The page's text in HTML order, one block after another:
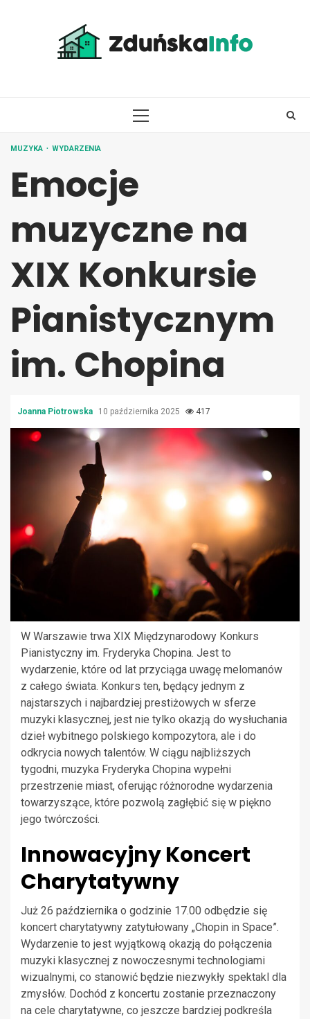
PRIMARY
MUZYKA WYDARZENIA
Emocje
muzyczne na
XIX Konkursie
Pianistycznym
im. Chopina
Joanna Piotrowska 10 października 2025 417
W Warszawie trwa XIX Międzynarodowy Konkurs
Pianistyczny im. Fryderyka Chopina. Jest to
wydarzenie, które od lat przyciąga uwagę melomanów
z całego świata. Konkurs ten, będący jednym z
najstarszych i najbardziej prestiżowych w sferze
muzyki klasycznej, jest nie tylko okazją do wysłuchania
dzieł wybitnego polskiego kompozytora, ale i do
odkrycia nowych talentów. W ciągu najbliższych
tygodni, muzyka Fryderyka Chopina wypełni
przestrzenie miast, oferując różnorodne wydarzenia
towarzyszące, które pozwolą zagłębić się w piękno
jego twórczości.
Innowacyjny Koncert
Charytatywny
Już 26 października o godzinie 17.00 odbędzie się
koncert charytatywny zatytułowany „Chopin in Space”.
Wydarzenie to jest wyjątkową okazją do połączenia
muzyki klasycznej z nowoczesnymi technologiami
wizualnymi, co stanowić będzie niezwykły spektakl dla
zmysłów. Dochód z koncertu zostanie przeznaczony
na cele charytatywne, co jeszcze bardziej podkreśla